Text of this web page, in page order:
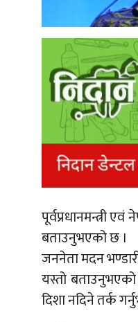
पूर्वप्रधानमन्त्री
बताउनुभएको छ ।
जननेता मदन
यस्तो
दिशा नदिने तर्क